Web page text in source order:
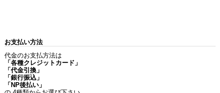
お支払い方法
代金のお支払方法は
「各種クレジットカード」
「代金引換」
「銀行振込」
「NP後払い」